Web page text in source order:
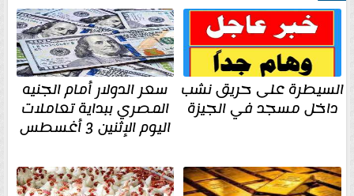
السيطرة على حريق نشب
داخل مسجد في الجيزة
سعر الدولار أمام الجنيه
المصري ببداية تعاملات
اليوم الإثنين 3 أغسطس